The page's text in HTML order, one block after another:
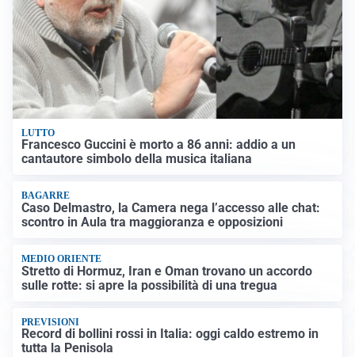
LUTTO
Francesco Guccini è morto a 86 anni: addio a un
cantautore simbolo della musica italiana
BAGARRE
Caso Delmastro, la Camera nega l’accesso alle chat:
scontro in Aula tra maggioranza e opposizioni
MEDIO ORIENTE
Stretto di Hormuz, Iran e Oman trovano un accordo
sulle rotte: si apre la possibilità di una tregua
PREVISIONI
Record di bollini rossi in Italia: oggi caldo estremo in
tutta la Penisola